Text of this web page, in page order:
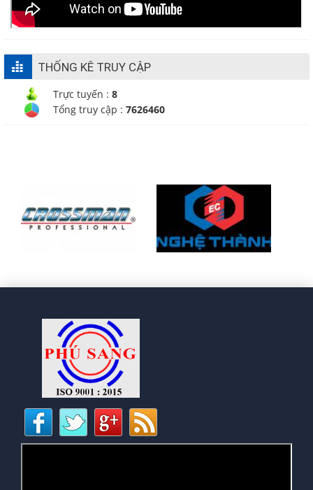
THỐNG KÊ TRUY CẬP
Trực tuyến : 8
Tổng truy cập : 7626460